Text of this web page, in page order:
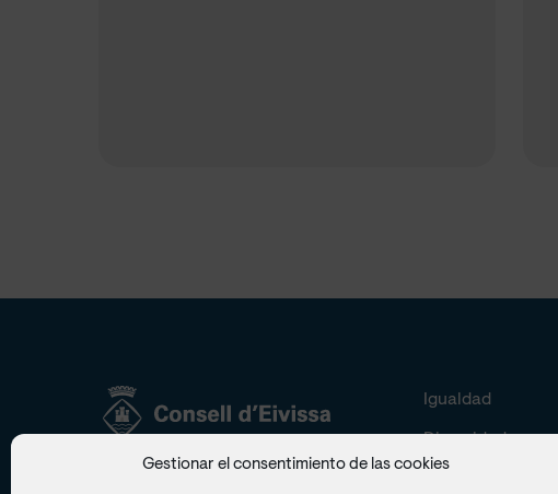
Gestionar el consentimiento de las cookies
Igualdad
Diversidad